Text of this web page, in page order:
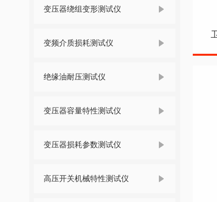
变压器绕组变形测试仪
变频介质损耗测试仪
绝缘油耐压测试仪
变压器容量特性测试仪
变压器损耗参数测试仪
高压开关机械特性测试仪